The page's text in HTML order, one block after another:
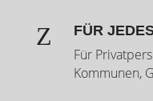
Z FÜR
Für
Kommunen,